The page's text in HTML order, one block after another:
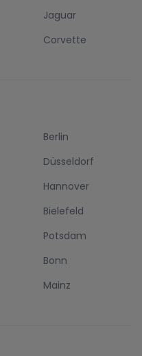
Jaguar
Corvette
Berlin
Düsseldorf
Hannover
Bielefeld
Potsdam
Bonn
Mainz